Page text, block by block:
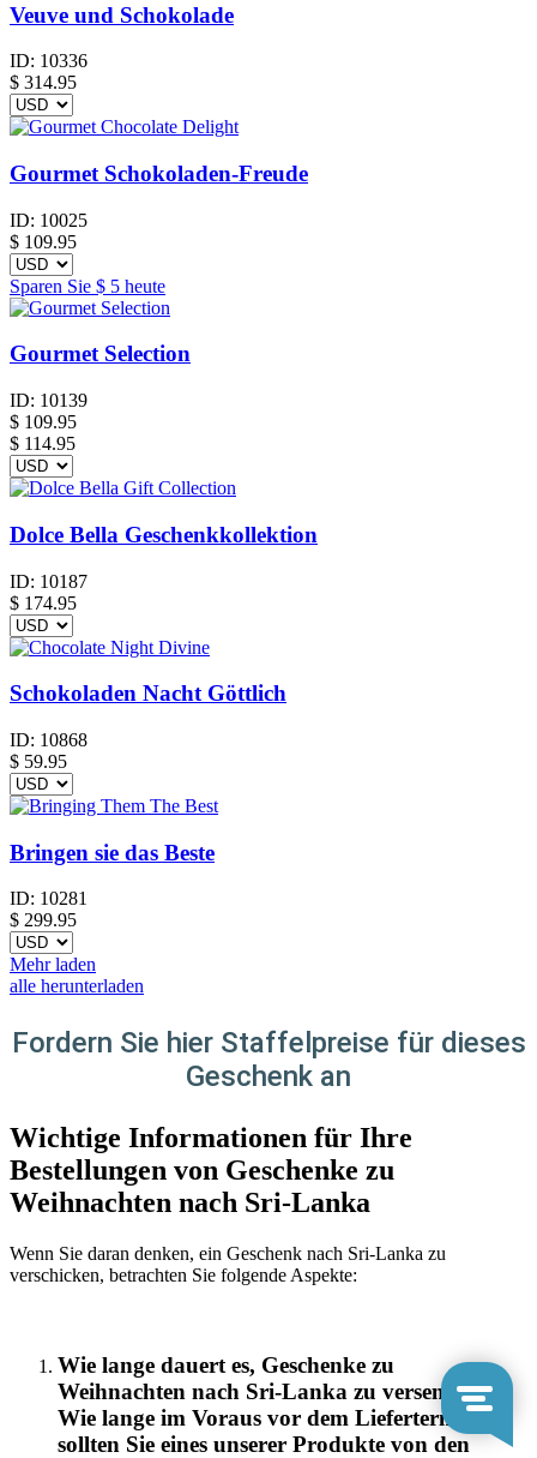
Veuve und Schokolade
ID: 10336
$ 314.95
Gourmet Schokoladen-Freude
ID: 10025
$ 109.95
Sparen Sie $ 5 heute
Gourmet Selection
ID: 10139
$ 109.95
$ 114.95
Dolce Bella Geschenkkollektion
ID: 10187
$ 174.95
Schokoladen Nacht Göttlich
ID: 10868
$ 59.95
Bringen sie das Beste
ID: 10281
$ 299.95
Mehr laden
alle herunterladen
Fordern Sie hier Staffelpreise für dieses
Geschenk an
Wichtige Informationen für Ihre
Bestellungen von Geschenke zu
Weihnachten nach Sri-Lanka
Wenn Sie daran denken, ein Geschenk nach Sri-Lanka zu
verschicken, betrachten Sie folgende Aspekte:
Wie lange dauert es, Geschenke zu
Weihnachten nach Sri-Lanka zu versenden?
Wie lange im Voraus vor dem Liefertermin
sollten Sie eines unserer Produkte von den